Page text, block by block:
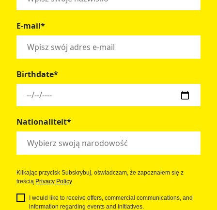
E-mail*
Birthdate*
Nationaliteit*
Klikając przycisk Subskrybuj, oświadczam, że zapoznałem się z
treścią Privacy Policy
I would like to receive offers, commercial communications, and
information regarding events and initiatives.